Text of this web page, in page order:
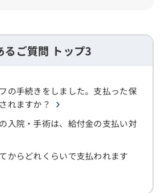
るご質問 トップ3
の手続きをしました。支払った保
れますか？
入院・手術は、給付金の支払い対
からどれくらいで支払われます